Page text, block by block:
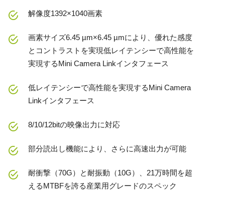
解像度1392×1040画素
画素サイズ6.45 µm×6.45 µmにより、優れた感度
とコントラストを実現低レイテンシーで高性能を
実現するMini Camera Linkインタフェース
低レイテンシーで高性能を実現するMini Camera
Linkインタフェース
8/10/12bitの映像出力に対応
部分読出し機能により、さらに高速出力が可能
耐衝撃（70G）と耐振動（10G）、21万時間を超
えるMTBFを誇る産業用グレードのスペック